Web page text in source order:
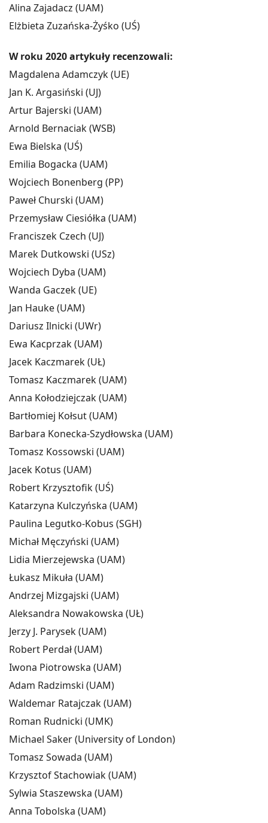
Alina Zajadacz (UAM)
Elżbieta Zuzańska-Żyśko (UŚ)
W roku 2020 artykuły recenzowali:
Magdalena Adamczyk (UE)
Jan K. Argasiński (UJ)
Artur Bajerski (UAM)
Arnold Bernaciak (WSB)
Ewa Bielska (UŚ)
Emilia Bogacka (UAM)
Wojciech Bonenberg (PP)
Paweł Churski (UAM)
Przemysław Ciesiółka (UAM)
Franciszek Czech (UJ)
Marek Dutkowski (USz)
Wojciech Dyba (UAM)
Wanda Gaczek (UE)
Jan Hauke (UAM)
Dariusz Ilnicki (UWr)
Ewa Kacprzak (UAM)
Jacek Kaczmarek (UŁ)
Tomasz Kaczmarek (UAM)
Anna Kołodziejczak (UAM)
Bartłomiej Kołsut (UAM)
Barbara Konecka-Szydłowska (UAM)
Tomasz Kossowski (UAM)
Jacek Kotus (UAM)
Robert Krzysztofik (UŚ)
Katarzyna Kulczyńska (UAM)
Paulina Legutko-Kobus (SGH)
Michał Męczyński (UAM)
Lidia Mierzejewska (UAM)
Łukasz Mikuła (UAM)
Andrzej Mizgajski (UAM)
Aleksandra Nowakowska (UŁ)
Jerzy J. Parysek (UAM)
Robert Perdał (UAM)
Iwona Piotrowska (UAM)
Adam Radzimski (UAM)
Waldemar Ratajczak (UAM)
Roman Rudnicki (UMK)
Michael Saker (University of London)
Tomasz Sowada (UAM)
Krzysztof Stachowiak (UAM)
Sylwia Staszewska (UAM)
Anna Tobolska (UAM)